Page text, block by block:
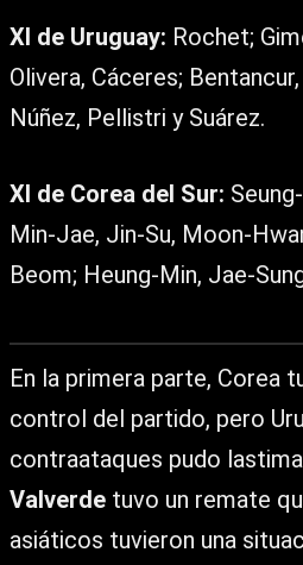
XI de Uruguay: Rochet;
Olivera, Cáceres;
Núñez, Pellistri y Suárez.
XI de Corea del Sur:
Min-Jae, Jin-Su, Moon-
Beom; Heung-Min, Jae-
En la primera parte, Corea
control del partido, pero
contraataques pudo
Valverde tuvo un remate
asiáticos tuvieron una